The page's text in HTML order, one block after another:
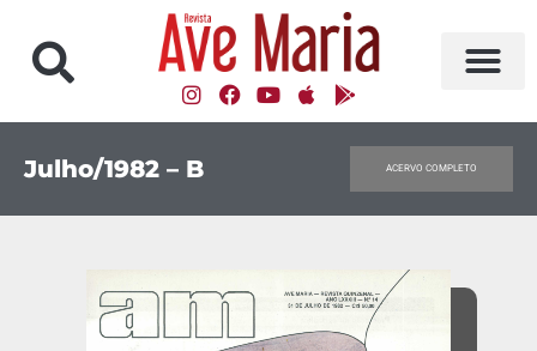
Julho/1982 – B ACERVO COMPLETO